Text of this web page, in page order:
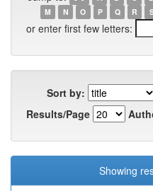
M
N O P Q R
or enter first few letters:
Sort by:
Results/Page
Showing